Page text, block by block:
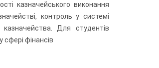
казначейського виконання
контроль у системі
казначейства. Для студентів
сфері фінансів